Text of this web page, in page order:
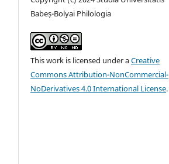
Babeș-Bolyai Philologia
This work is licensed under aCreative
Commons Attribution-NonCommercial-
NoDerivatives 4.0 International License.